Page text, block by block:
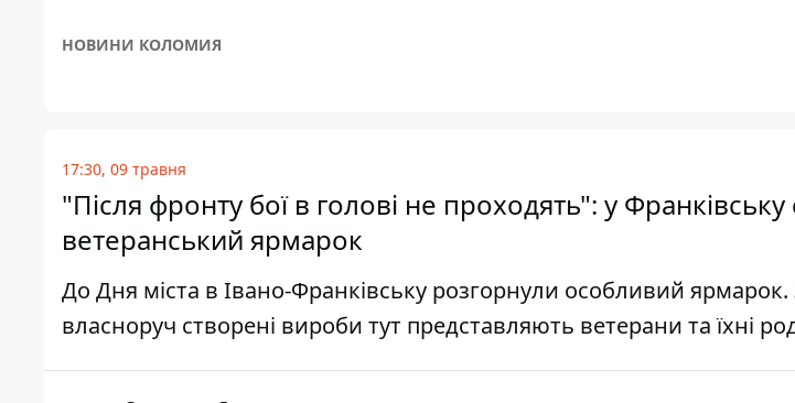
НОВИНИ КОЛОМИЯ
17:30, 09 травня
"Після фронту бої в голові не проходять": у
ветеранський ярмарок
До Дня міста в Івано-Франківську розгорнули особливий ярмарок.
власноруч створені вироби тут представляють ветерани та їхні